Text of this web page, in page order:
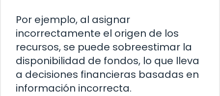
Por ejemplo, al asignar
incorrectamente el origen de los
recursos, se puede sobreestimar la
disponibilidad de fondos, lo que lleva
a decisiones financieras basadas en
información incorrecta.